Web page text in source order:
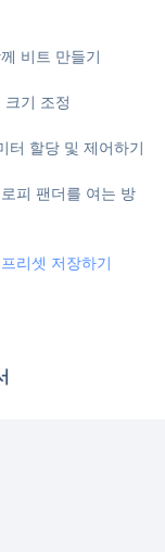
비트 만들기
크기 조정
터 할당 및 제어하기
피 팬더를 여는 방
리셋 저장하기